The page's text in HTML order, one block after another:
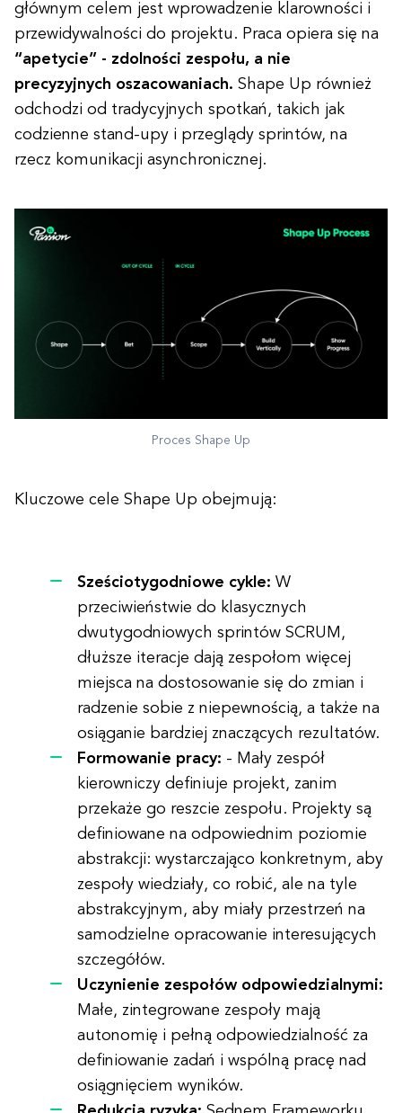
głównym celem jest wprowadzenie klarowności i
przewidywalności do projektu. Praca opiera się na
“apetycie” - zdolności zespołu, a nie
precyzyjnych oszacowaniach. Shape Up również
odchodzi od tradycyjnych spotkań, takich jak
codzienne stand-upy i przeglądy sprintów, na
rzecz komunikacji asynchronicznej.
Proces Shape Up
Kluczowe cele Shape Up obejmują:
Sześciotygodniowe cykle: W
przeciwieństwie do klasycznych
dwutygodniowych sprintów SCRUM,
dłuższe iteracje dają zespołom więcej
miejsca na dostosowanie się do zmian i
radzenie sobie z niepewnością, a także na
osiąganie bardziej znaczących rezultatów.
Formowanie pracy: - Mały zespół
kierowniczy definiuje projekt, zanim
przekaże go reszcie zespołu. Projekty są
definiowane na odpowiednim poziomie
abstrakcji: wystarczająco konkretnym, aby
zespoły wiedziały, co robić, ale na tyle
abstrakcyjnym, aby miały przestrzeń na
samodzielne opracowanie interesujących
szczegółów.
Uczynienie zespołów odpowiedzialnymi:
Małe, zintegrowane zespoły mają
autonomię i pełną odpowiedzialność za
definiowanie zadań i wspólną pracę nad
osiągnięciem wyników.